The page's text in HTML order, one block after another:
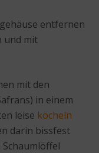
entfernen
und mit
mit den
in einem
leise köcheln
darin bissfest